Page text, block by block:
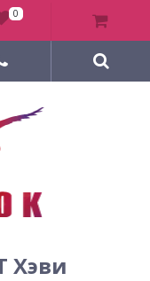
Хэви
0